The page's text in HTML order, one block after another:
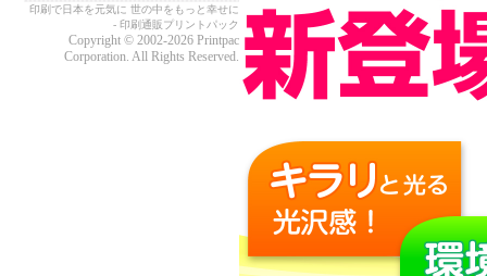
印刷で日本を元気に 世の中をもっと幸せに
- 印刷通販プリントパック
Copyright © 2002-2026 Printpac
Corporation. All Rights Reserved.